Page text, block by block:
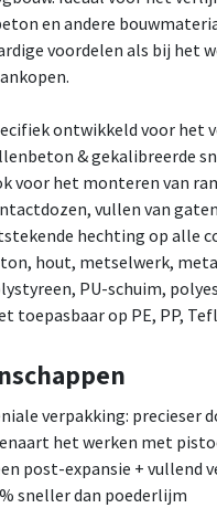
en andere
voordelen als bij het
ontwikkeld voor het
& gekalibreerde
voor het monteren van
vullen van
hechting op alle
hout, metselwerk,
PU-schuim,
toepasbaar op PE, PP,
verpakking: precieser
het werken met
post-expansie + vullend
sneller dan poederlijm